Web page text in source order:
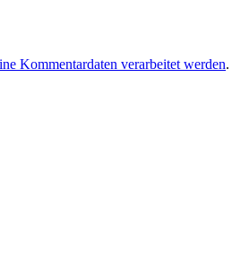
Kommentardaten verarbeitet werden.